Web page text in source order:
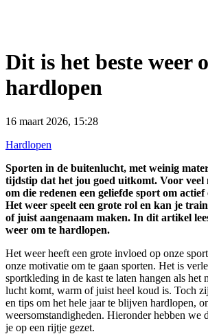
Dit is het beste weer
hardlopen
16 maart 2026, 15:28
Hardlopen
Sporten in de buitenlucht, met weinig
tijdstip dat het jou goed uitkomt. Voor veel
om die redenen een geliefde sport om
Het weer speelt een grote rol en kan je
of juist aangenaam maken. In dit artikel
weer om te hardlopen.
Het weer heeft een grote invloed op onze
onze motivatie om te gaan sporten. Het is
sportkleding in de kast te laten hangen als het
lucht komt, warm of juist heel koud is. Toch
en tips om het hele jaar te blijven hardlopen,
weersomstandigheden. Hieronder hebben we
je op een rijtje gezet.